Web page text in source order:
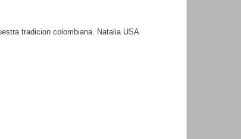
tradicion colombiana. Natalia USA